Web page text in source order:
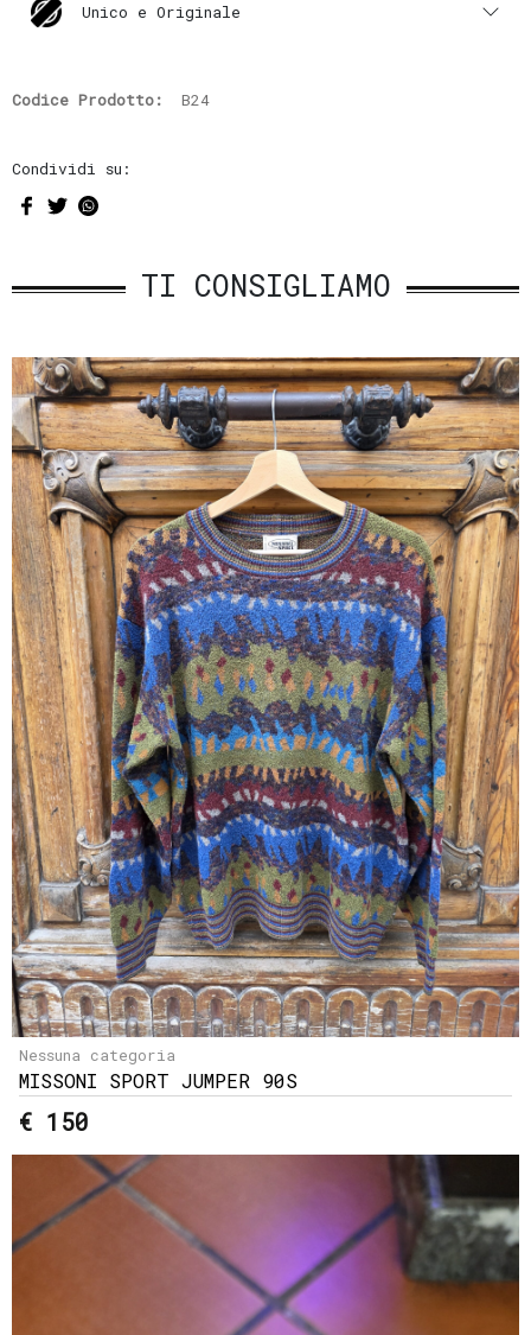
Unico e Originale
Codice Prodotto: B24
Condividi su:
TI CONSIGLIAMO
Nessuna categoria
MISSONI SPORT JUMPER 90S
€ 150